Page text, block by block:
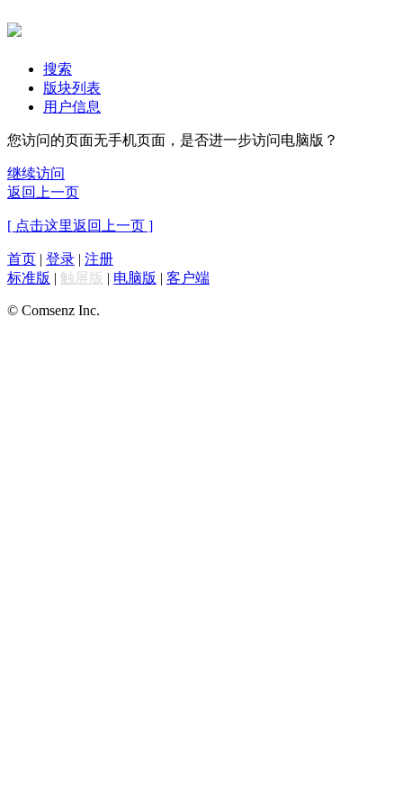
搜索
版块列表
用户信息
您访问的页面无手机页面，是否进一步访问电脑版？
继续访问
返回上一页
[ 点击这里返回上一页 ]
首页 | 登录 | 注册
标准版 | 触屏版 | 电脑版 | 客户端
© Comsenz Inc.